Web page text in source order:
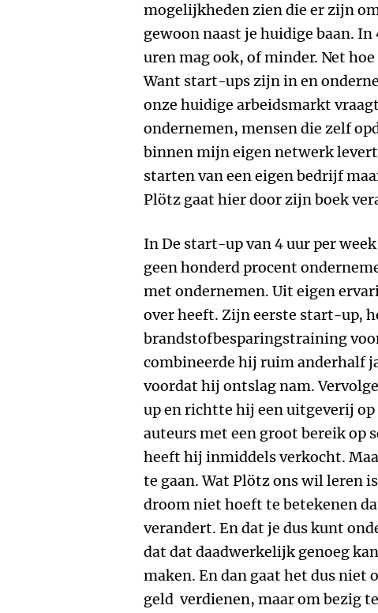
mogelijkheden zien die er zijn
gewoon naast je huidige baan.
uren mag ook, of minder. Net
Want start-ups zijn in en
onze huidige arbeidsmarkt
ondernemen, mensen die zelf
binnen mijn eigen netwerk
starten van een eigen bedrijf
Plötz gaat hier door zijn boek
In De start-up van 4 uur per
geen honderd procent
met ondernemen. Uit eigen
over heeft. Zijn eerste start-up,
brandstofbesparingstraining
combineerde hij ruim anderhalf
voordat hij ontslag nam.
up en richtte hij een uitgeverij
auteurs met een groot bereik op
heeft hij inmiddels verkocht.
te gaan. Wat Plötz ons wil leren
droom niet hoeft te betekenen
verandert. En dat je dus kunt
dat dat daadwerkelijk genoeg
maken. En dan gaat het dus niet
geld verdienen, maar om bezig